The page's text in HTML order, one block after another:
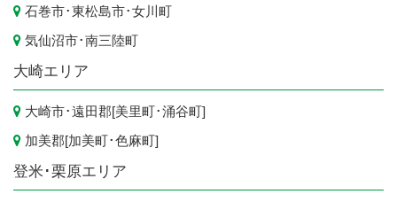
石巻市･東松島市･女川町
気仙沼市･南三陸町
大崎エリア
大崎市･遠田郡[美里町･涌谷町]
加美郡[加美町･色麻町]
登米･栗原エリア